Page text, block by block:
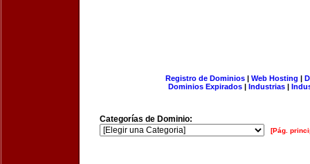
Registro de Dominios| Web Hosting |
Dominios Expirados | Industrias |
Categorías de Dominio:
[Pág.